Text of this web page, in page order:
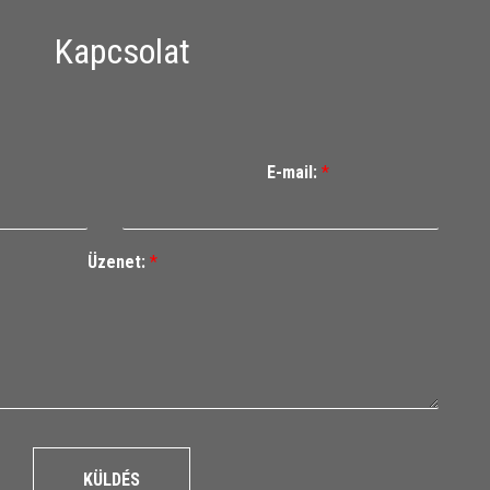
Kapcsolat
E-mail: *
Üzenet: *
KÜLDÉS